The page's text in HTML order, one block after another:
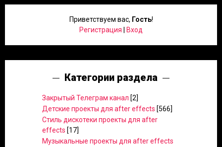
Приветствуем вас, Гость!
Регистрация
Вход
Категории раздела
Закрытый Телеграм канал [2]
Детские проекты для after effects [566]
Стиль дискотеки проекты для after
effects [17]
Музыкальные проекты для after effects